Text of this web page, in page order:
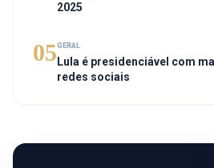
2025
05GERAL
Lula é presidenciável com
redes sociais